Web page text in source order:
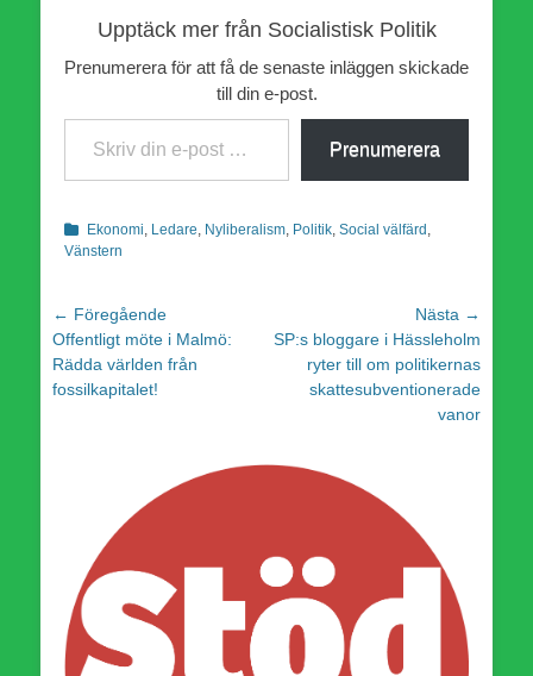
Upptäck mer från Socialistisk Politik
Prenumerera för att få de senaste inläggen skickade
till din e-post.
Skriv din e-post …
Prenumerera
Kategorier
Ekonomi Ledare Nyliberalism Politik Social välfärd
Vänstern
Inläggsnavigering
← Föregående
Föregående
inlägg:
Offentligt möte i Malmö:
Rädda världen från
fossilkapitalet!
Nästa →
Nästa
inlägg:
SP:s bloggare i Hässleholm
ryter till om politikernas
skattesubventionerade
vanor